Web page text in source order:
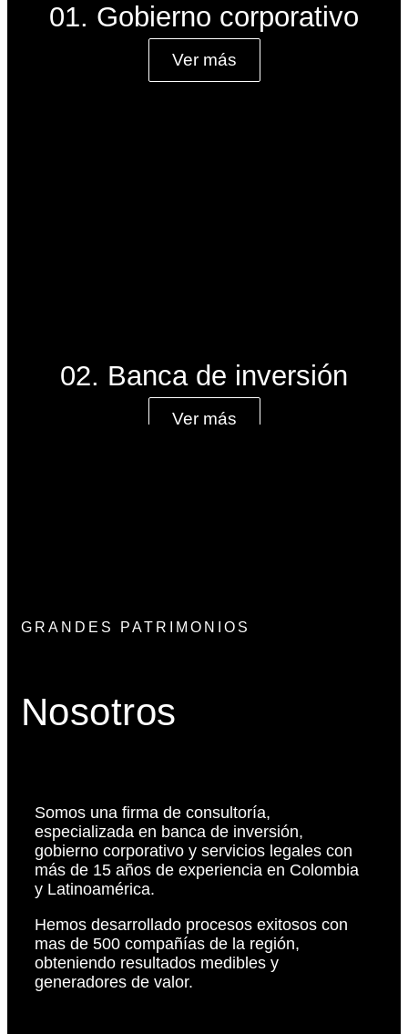
01. Gobierno corporativo
Ver más
02. Banca de inversión
Ver más
03. Planeación
Ver más
GRANDES PATRIMONIOS
Nosotros
Somos una firma de consultoría,
especializada en banca de inversión,
gobierno corporativo y servicios legales con
más de 15 años de experiencia en Colombia
y Latinoamérica.
Hemos desarrollado procesos exitosos con
mas de 500 compañías de la región,
obteniendo resultados medibles y
generadores de valor.